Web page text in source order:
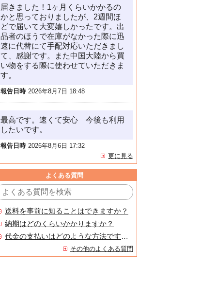
届きました！1ヶ月くらいかかるの
かと思っておりましたが、2週間ほ
どで届いて大変嬉しかったです。出
品者のほうで在庫がなかった際に迅
速に代替にて手配対応いただきまし
て、感謝です。また中国大陸から買
い物をする際に使わせていただきま
す。
報告日時 2026年8月7日 18:48
最高です。速くて安心 今後も利用
したいです。
報告日時 2026年8月6日 17:32
更に見る
よくある質問
送料を事前に知ることはできますか？
納期はどのくらいかかりますか？
代金の支払いはどのような方法ですか？
その他のよくある質問